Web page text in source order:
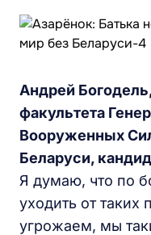
Андрей
факультета
Вооруженных
Беларуси,
Я думаю, что по
уходить от
угрожаем, мы